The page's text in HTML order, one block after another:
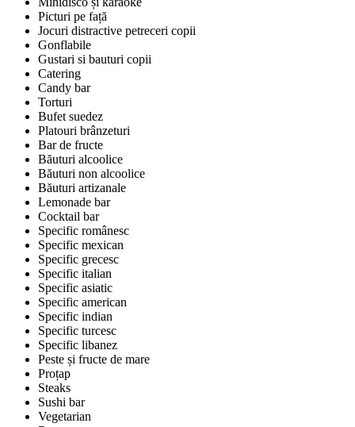
Picturi pe față
Jocuri distractive petreceri copii
Gonflabile
Gustari si bauturi copii
Catering
Candy bar
Torturi
Bufet suedez
Platouri brânzeturi
Bar de fructe
Băuturi alcoolice
Băuturi non alcoolice
Băuturi artizanale
Lemonade bar
Cocktail bar
Specific românesc
Specific mexican
Specific grecesc
Specific italian
Specific asiatic
Specific american
Specific indian
Specific turcesc
Specific libanez
Peste și fructe de mare
Proțap
Steaks
Sushi bar
Vegetarian